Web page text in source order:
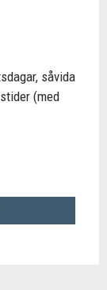
såvida
(med